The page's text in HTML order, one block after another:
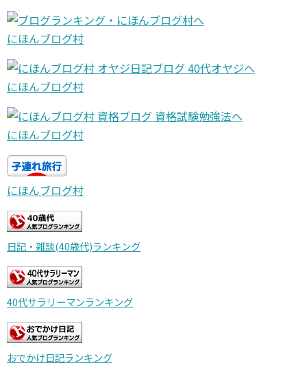
にほんブログ村
にほんブログ村
にほんブログ村
にほんブログ村
日記・雑談(40歳代)ランキング
40代サラリーマンランキング
おでかけ日記ランキング